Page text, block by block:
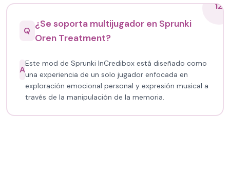
12
Q
¿Se soporta multijugador en Sprunki
Oren Treatment?
A
Este mod de Sprunki InCredibox está diseñado como
una experiencia de un solo jugador enfocada en
exploración emocional personal y expresión musical a
través de la manipulación de la memoria.